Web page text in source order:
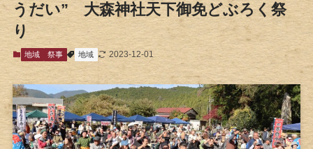
うだい” 大森神社天下御免どぶろく祭
り
地域 祭事 地域 2023-12-01